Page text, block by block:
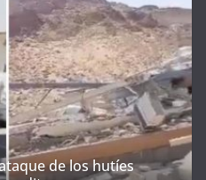
ataque de los hutíes